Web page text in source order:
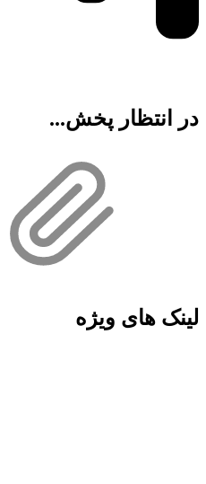
در انتظار پخش...
لینک های ویژه